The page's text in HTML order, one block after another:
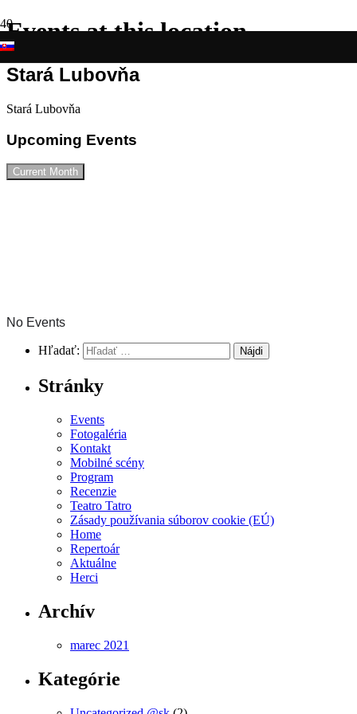
Events at this location
Stará Lubovňa
Stará Lubovňa
Upcoming Events
Current Month
No Events
Hľadať:
Stránky
Events
Fotogaléria
Kontakt
Mobilné scény
Program
Recenzie
Teatro Tatro
Zásady používania súborov cookie (EÚ)
Home
Repertoár
Aktuálne
Herci
Archív
marec 2021
Kategórie